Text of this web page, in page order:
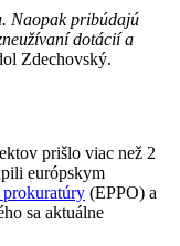
Naopak pribúdajú
dotácií a
Zdechovský.
prišlo viac než 2
európskym
(EPPO) a
sa aktuálne